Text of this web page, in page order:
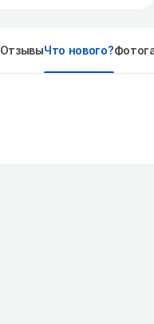
ОтзывыЧто нового?